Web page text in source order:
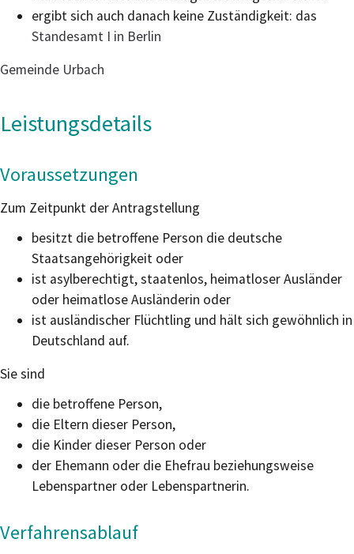
ergibt sich auch danach keine Zuständigkeit: das
Standesamt I in Berlin
Gemeinde Urbach
Leistungsdetails
Voraussetzungen
Zum Zeitpunkt der Antragstellung
besitzt die betroffene Person die deutsche
Staatsangehörigkeit oder
ist asylberechtigt, staatenlos, heimatloser Ausländer
oder heimatlose Ausländerin oder
ist ausländischer Flüchtling und hält sich gewöhnlich in
Deutschland auf.
Sie sind
die betroffene Person,
die Eltern dieser Person,
die Kinder dieser Person oder
der Ehemann oder die Ehefrau beziehungsweise
Lebenspartner oder Lebenspartnerin.
Verfahrensablauf